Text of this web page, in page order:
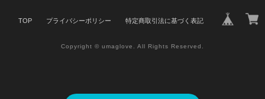
TOP プライバシーポリシー 特定商取引法に基づく表記
Copyright © umaglove. All Rights Reserved.